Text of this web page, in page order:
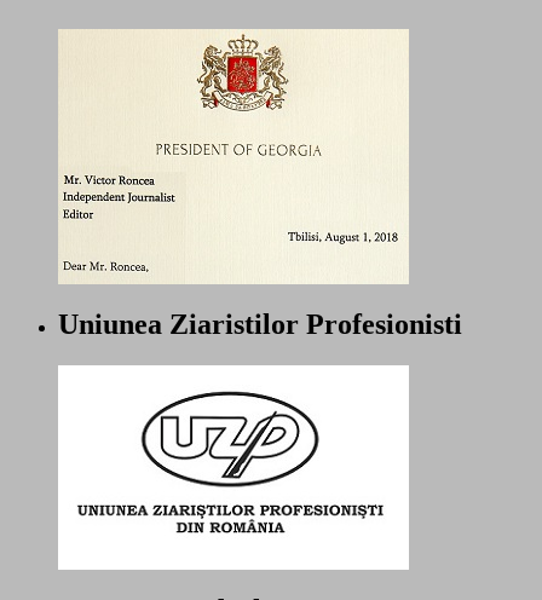
Uniunea Ziaristilor Profesionisti